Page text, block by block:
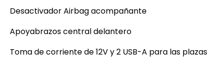
Desactivador Airbag acompañante
Apoyabrazos central delantero
Toma de corriente de 12V y 2 USB-A para las plazas